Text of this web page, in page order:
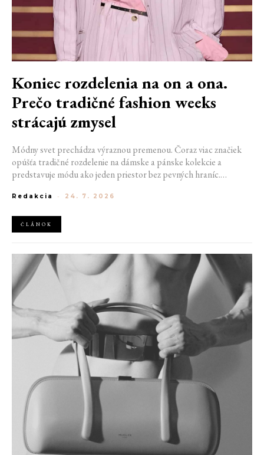
Koniec rozdelenia na on a ona.
Prečo tradičné fashion weeks
strácajú zmysel
Módny svet prechádza výraznou premenou. Čoraz viac značiek
opúšťa tradičné rozdelenie na dámske a pánske kolekcie a
predstavuje módu ako jeden priestor bez pevných hraníc.
udržateľnosť naznačujú, že klasické týždne módy môžu čoskoro
Redakcia - 24. 7. 2026
ČLÁNOK